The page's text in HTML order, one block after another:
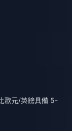
歐元/英鎊具備 5-